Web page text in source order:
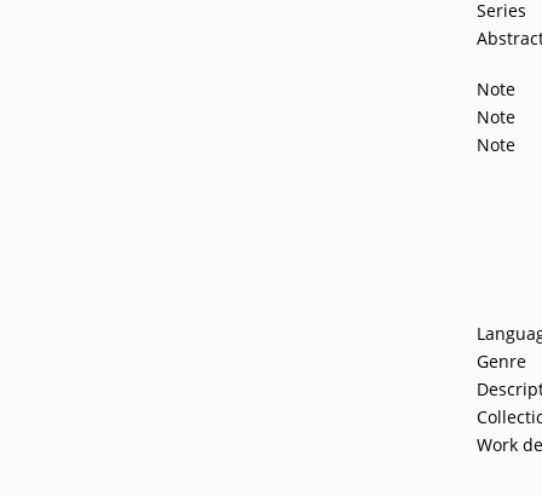
Series
Note
Note
Note
Genre
Work